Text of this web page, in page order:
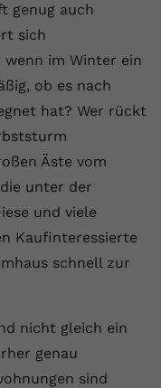
genug auch
sich
wenn im Winter ein
ob es nach
hat? Wer rückt
Äste vom
unter der
und viele
Kaufinteressierte
schnell zur
nicht gleich ein
genau
sind